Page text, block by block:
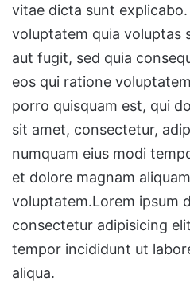
vitae dicta sunt
voluptatem quia voluptas
aut fugit, sed quia
eos qui ratione
porro quisquam est, qui
sit amet, consectetur,
numquam eius modi
et dolore magnam
voluptatem.Lorem ipsum
consectetur adipisicing
tempor incididunt ut
aliqua.